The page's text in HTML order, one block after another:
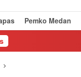
Pemko Medan